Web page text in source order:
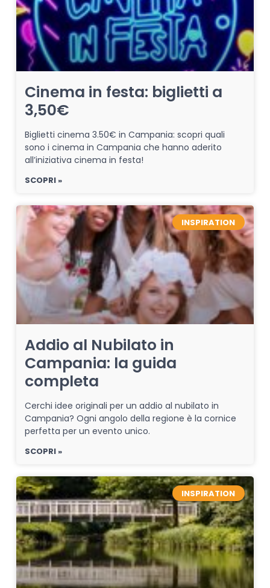
Cinema in festa: biglietti a
3,50€
Biglietti cinema 3.50€ in Campania: scopri quali
sono i cinema in Campania che hanno aderito
all’iniziativa cinema in festa!
SCOPRI »
INSPIRATION
Addio al Nubilato in
Campania: la guida
completa
Cerchi idee originali per un addio al nubilato in
Campania? Ogni angolo della regione è la cornice
perfetta per un evento unico.
SCOPRI »
INSPIRATION